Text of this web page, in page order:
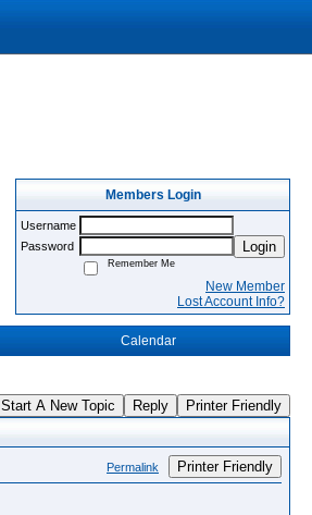
Members Login
Username
Password
Login
Remember Me
New Member
Lost Account Info?
Calendar
Start A New Topic Reply Printer Friendly
Permalink Printer Friendly